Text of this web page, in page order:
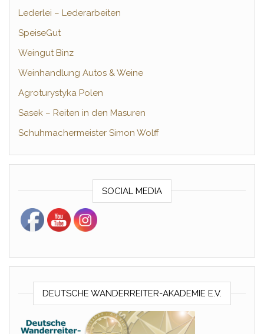
Lederlei – Lederarbeiten
SpeiseGut
Weingut Binz
Weinhandlung Autos & Weine
Agroturystyka Polen
Sasek – Reiten in den Masuren
Schuhmachermeister Simon Wolff
SOCIAL MEDIA
DEUTSCHE WANDERREITER-AKADEMIE E.V.